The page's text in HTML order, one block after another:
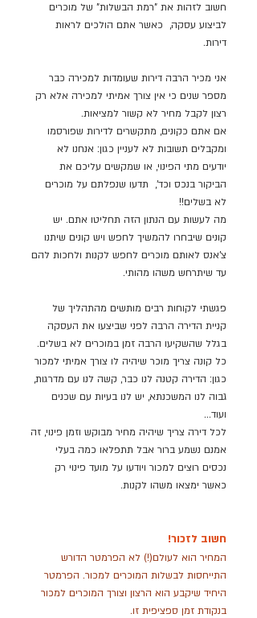
חשוב לזהות את "רמת הבשלות" של מוכרים
לביצוע עסקה, כאשר אתם הולכים לראות
דירות.
אני מכיר הרבה דירות שעומדות למכירה כבר
מספר שנים כי אין צורך אמיתי למכירה אלא רק
רצון לקבל מחיר לא קשור למציאות.
אם אתם כקונים, מתקשרים לדירות שפורסמו
ומקבלים תשובות לא לעניין כגון: אנחנו לא
יודעים מתי הפינוי, או שמקשים עליכם את
הביקור בנכס וכד', תדעו שנפלתם על מוכרים
לא בשלים!!
מה לעשות עם הנתון הזה תחליטו אתם. יש
קונים שיבחרו להמשיך לחפש ויש קונים שיתנו
צ'אנס לאותם מוכרים לחפש לקנות ולחכות להם
עד שיתרחש משהו מהותי.
פגשתי לקוחות רבים מותשים מהתהליך של
קניית הדירה הרבה לפני שביצעו את העסקה
בגלל שהשקיעו הרבה זמן במוכרים לא בשלים.
כל קונה צריך מוכר שיהיה לו צורך אמיתי למכור
כגון: הדירה קטנה לנו כבר, קשה לנו עם מדרגות,
גבוה לנו המשכנתא, יש לנו בעיות עם שכנים
ועוד…
לכל דירה צריך שיהיה מחיר מבוקש וזמן פינוי, זה
אמנם נשמע ברור אבל תתפלאו כמה בעלי
נכסים רוצים למכור ויודעו על מועד פינוי רק
כאשר ימצאו משהו לקנות.
חשוב לזכור!
המחיר הוא לעולם(!) לא הפרמטר הדורש
התייחסות לבשלות המוכרים למכור. הפרמטר
היחיד שיקבע הוא הרצון וצורך המוכרים למכור
בנקודת זמן ספציפית זו.